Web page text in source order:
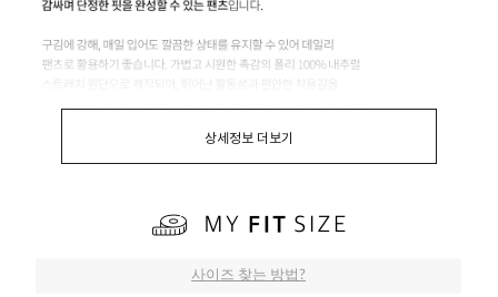
상세정보 더보기